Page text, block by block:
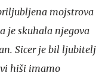
mojstrova
je skuhala njegova
Sicer je bil ljubitelj
hiši imamo